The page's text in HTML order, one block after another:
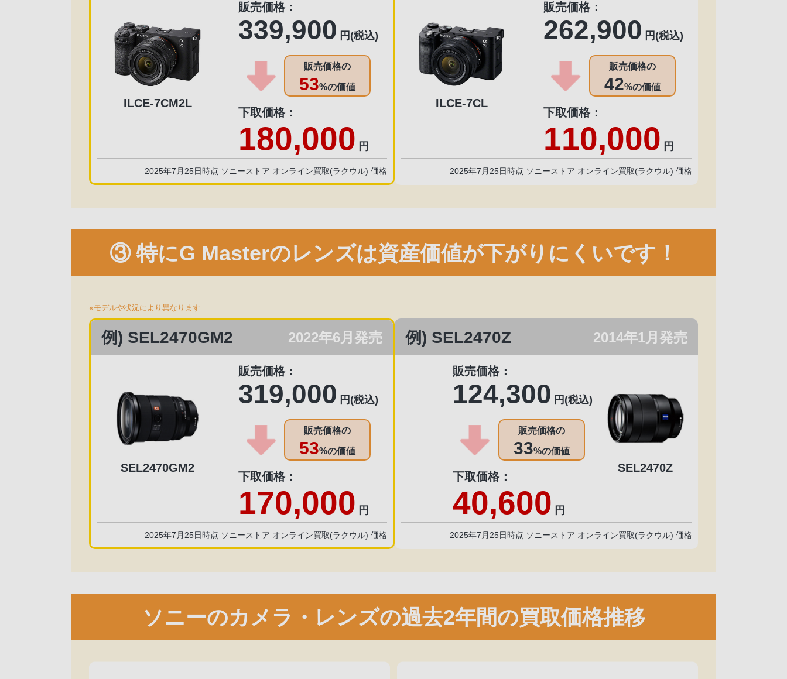
ILCE-7CM2L
販売価格：
339,900 円(税込)
販売価格の
53%の価値
下取価格：
180,000 円
2025年7月25日時点 ソニーストア オンライン買取(ラクウル) 価格
ILCE-7CL
販売価格：
262,900 円(税込)
販売価格の
42%の価値
下取価格：
110,000 円
2025年7月25日時点 ソニーストア オンライン買取(ラクウル) 価格
③ 特にG Masterのレンズは資産価値が下がりにくいです！
※モデルや状況により異なります
例) SEL2470GM2 2022年6月発売
SEL2470GM2
販売価格：
319,000 円(税込)
販売価格の
53%の価値
下取価格：
170,000 円
2025年7月25日時点 ソニーストア オンライン買取(ラクウル) 価格
例) SEL2470Z 2014年1月発売
SEL2470Z
販売価格：
124,300 円(税込)
販売価格の
33%の価値
下取価格：
40,600 円
2025年7月25日時点 ソニーストア オンライン買取(ラクウル) 価格
ソニーのカメラ・レンズの過去2年間の買取価格推移